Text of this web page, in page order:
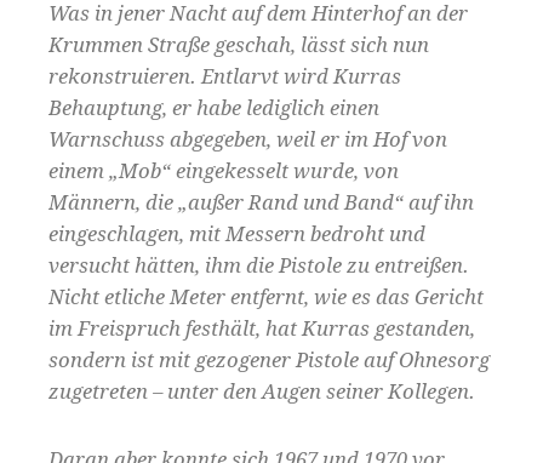
Was in jener Nacht auf dem Hinterhof an der
Krummen Straße geschah, lässt sich nun
rekonstruieren. Entlarvt wird Kurras
Behauptung, er habe lediglich einen
Warnschuss abgegeben, weil er im Hof von
einem „Mob“ eingekesselt wurde, von
Männern, die „außer Rand und Band“ auf ihn
eingeschlagen, mit Messern bedroht und
versucht hätten, ihm die Pistole zu entreißen.
Nicht etliche Meter entfernt, wie es das Gericht
im Freispruch festhält, hat Kurras gestanden,
sondern ist mit gezogener Pistole auf Ohnesorg
zugetreten – unter den Augen seiner Kollegen.